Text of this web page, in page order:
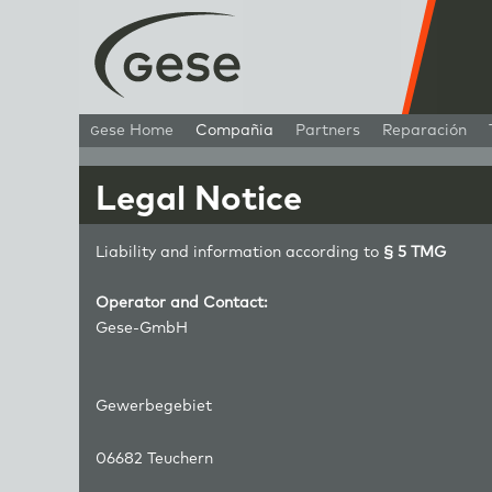
gese Home Compañia Partners Reparación
Legal Notice
Liability and information according to § 5 TMG
Operator and Contact:
Gese-GmbH
Gewerbegebiet
06682 Teuchern